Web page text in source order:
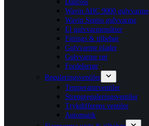
Danfoss
Wavin AHC 9000 gulvvarme
Wavin Sentio gulvvarme
El gulvvarmemåtter
Fittings & tilbehør
Gulvvarme plader
Gulvvarme rør
Fordelerrør
Reguleringsventiler
Temperaturventiler
Strengreguleringsventiler
Trykdifferens ventiler
Automatik